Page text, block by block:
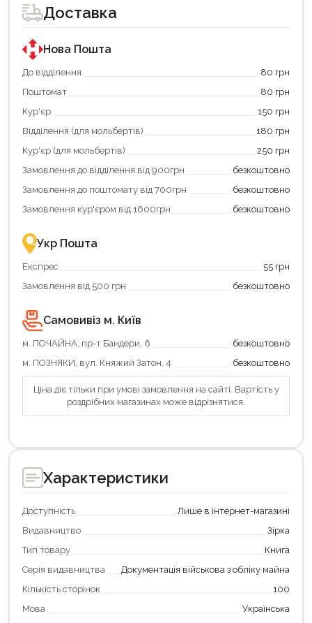
Доставка
Нова Пошта
До відділення
80 грн
Поштомат
80 грн
Кур'єр
150 грн
Відділення (для мольбертів)
180 грн
Кур'єр (для мольбертів)
250 грн
Замовлення до відділення від 900грн
безкоштовно
Замовлення до поштомату від 700грн
безкоштовно
Замовлення кур'єром від 1600грн
безкоштовно
Укр Пошта
Експрес
55 грн
Замовлення від 500 грн
безкоштовно
Самовивіз м. Київ
м. ПОЧАЙНА, пр-т Бандери, 6
безкоштовно
м. ПОЗНЯКИ, вул. Княжий Затон, 4
безкоштовно
Ціна діє тільки при умові замовлення на сайті. Вартість у
роздрібних магазинах може відрізнятися.
Характеристики
Доступність
Лише в інтернет-магазині
Видавництво
Зірка
Тип товару
Книга
Серія видавництва
Документація військова з обліку майна
Кількість сторінок
100
Мова
Українська